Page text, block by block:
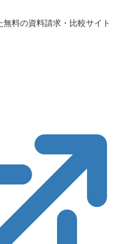
料の資料請求・比較サイト